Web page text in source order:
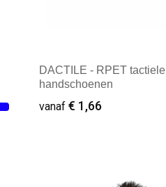
DACTILE - RPET tactiele
handschoenen
vanaf€ 1,66
Minimale afname: 14